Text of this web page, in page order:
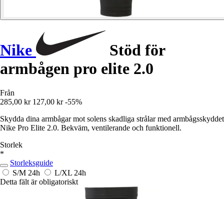
Nike
Stöd för
armbågen pro elite 2.0
Från
285,00 kr 127,00 kr -55%
Skydda dina armbågar mot solens skadliga strålar med armbågsskyddet
Nike Pro Elite 2.0. Bekväm, ventilerande och funktionell.
Storlek
*
Storleksguide
S/M 24h L/XL 24h
Detta fält är obligatoriskt